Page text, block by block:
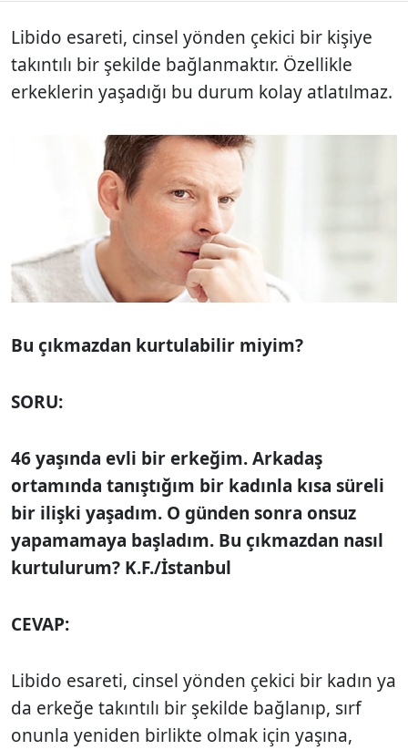
Libido esareti, cinsel yönden çekici bir kişiye
takıntılı bir şekilde bağlanmaktır. Özellikle
erkeklerin yaşadığı bu durum kolay atlatılmaz.
Bu çıkmazdan kurtulabilir miyim?
SORU:
46 yaşında evli bir erkeğim. Arkadaş
ortamında tanıştığım bir kadınla kısa süreli
bir ilişki yaşadım. O günden sonra onsuz
yapamamaya başladım. Bu çıkmazdan nasıl
kurtulurum? K.F./İstanbul
CEVAP:
Libido esareti, cinsel yönden çekici bir kadın ya
da erkeğe takıntılı bir şekilde bağlanıp, sırf
onunla yeniden birlikte olmak için yaşına,